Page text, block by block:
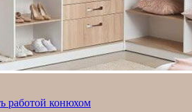
работой конюхом